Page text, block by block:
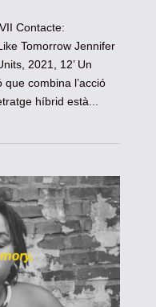
Contacte:
Tomorrow Jennifer
2021, 12’ Un
combina l’acció
híbrid està...